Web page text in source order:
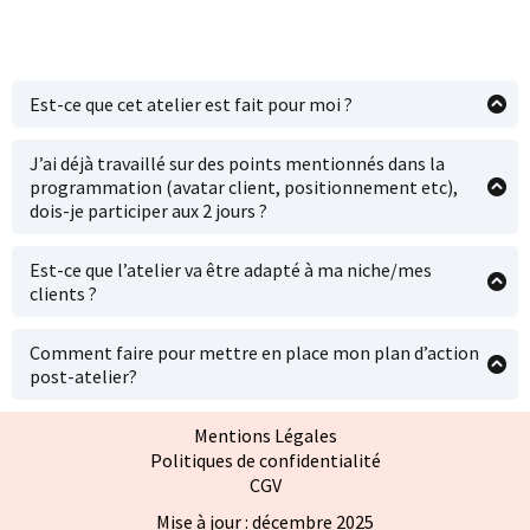
👉 Tu repars avec uneméthode simple pour
Est-ce que cet atelier est fait pour moi ?
et a atteint un plafond de verre. Et si tu veux en savoir plus,
programme un appel avec l’une des intervenantes.
J’ai déjà travaillé sur des points mentionnés dans la
programmation (avatar client, positionnement etc),
dois-je participer aux 2 jours ?
revoir les bases pour ensuite faire un plan d’action
cohérent et personnalisé.
Est-ce que l’atelier va être adapté à ma niche/mes
clients ?
afin que chaque intervenante puisse adapter et travailler
en amont sur ta problématique et ton cas spécifique.
Comment faire pour mettre en place mon plan d’action
post-atelier?
Mentions Légales
Politiques de confidentialité
CGV
Mise à jour : décembre 2025